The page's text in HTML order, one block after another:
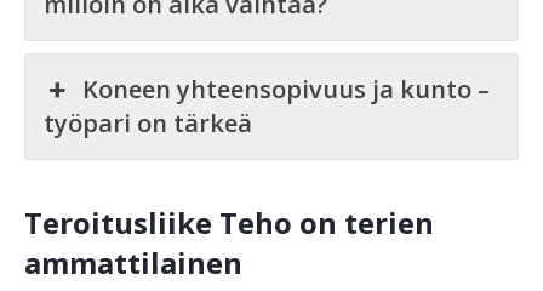
Koneen yhteensopivuus ja kunto –
työpari on tärkeä
Teroitusliike Teho on terien
ammattilainen